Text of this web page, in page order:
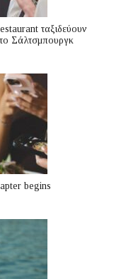
ταξιδεύουν
Σάλτσμπουργκ
begins